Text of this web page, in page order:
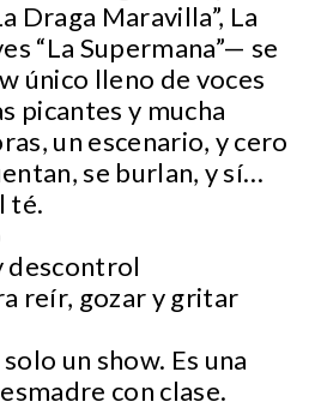
Draga Maravilla”, La
“La Supermana”— se
único lleno de voces
picantes y mucha
un escenario, y cero
se burlan, y sí…
té.
descontrol
reír, gozar y gritar
un show. Es una
con clase.